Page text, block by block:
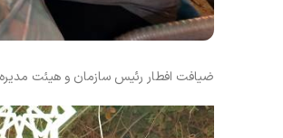
ضیافت افطار رئیس سازمان و هیئت